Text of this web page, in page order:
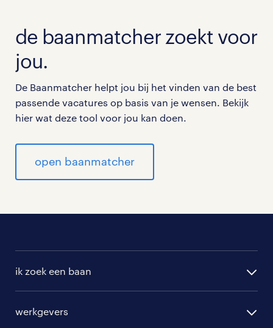
de baanmatcher zoekt voor
jou.
De Baanmatcher helpt jou bij het vinden van de best
passende vacatures op basis van je wensen. Bekijk
hier wat deze tool voor jou kan doen.
open baanmatcher
ik zoek een baan
werkgevers